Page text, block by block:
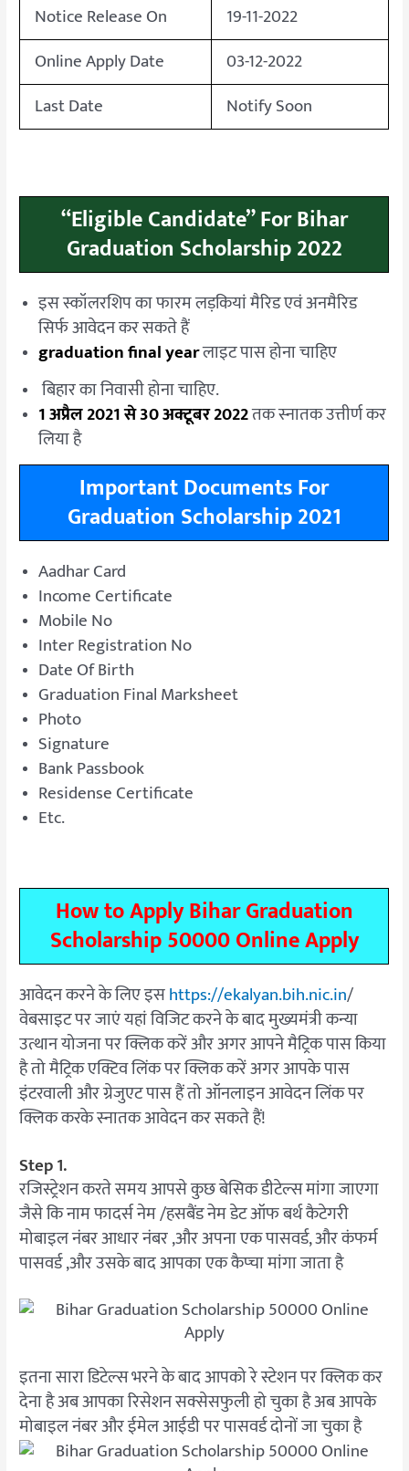
Notice Release On
19-11-2022
Online Apply Date
03-12-2022
Last Date
Notify Soon
“Eligible Candidate” For Bihar
Graduation Scholarship 2022
इस स्कॉलरशिप का फारम लड़कियां मैरिड एवं अनमैरिड
सिर्फ आवेदन कर सकते हैं
graduation final yearलाइट पास होना चाहिए
बिहार का निवासी होना चाहिए.
1 अप्रैल 2021 से 30 अक्टूबर 2022तक स्नातक उत्तीर्ण कर
लिया है
Important Documents For
Graduation Scholarship 2021
Aadhar Card
Income Certificate
Mobile No
Inter Registration No
Date Of Birth
Graduation Final Marksheet
Photo
Signature
Bank Passbook
Residense Certificate
Etc.
How to Apply Bihar Graduation
Scholarship 50000 Online Apply
आवेदन करने के लिए इसhttps://ekalyan.bih.nic.in/
वेबसाइट पर जाएं यहां विजिट करने के बाद मुख्यमंत्री कन्या
उत्थान योजना पर क्लिक करें और अगर आपने मैट्रिक पास किया
है तो मैट्रिक एक्टिव लिंक पर क्लिक करें अगर आपके पास
इंटरवाली और ग्रेजुएट पास हैं तो ऑनलाइन आवेदन लिंक पर
क्लिक करके स्नातक आवेदन कर सकते हैं!
Step 1.
रजिस्ट्रेशन करते समय आपसे कुछ बेसिक डीटेल्स मांगा जाएगा
जैसे कि नाम फादर्स नेम /हसबैंड नेम डेट ऑफ बर्थ कैटेगरी
मोबाइल नंबर आधार नंबर ,और अपना एक पासवर्ड, और कंफर्म
पासवर्ड ,और उसके बाद आपका एक कैप्चा मांगा जाता है
इतना सारा डिटेल्स भरने के बाद आपको रे स्टेशन पर क्लिक कर
देना है अब आपका रिसेशन सक्सेसफुली हो चुका है अब आपके
मोबाइल नंबर और ईमेल आईडी पर पासवर्ड दोनों जा चुका है